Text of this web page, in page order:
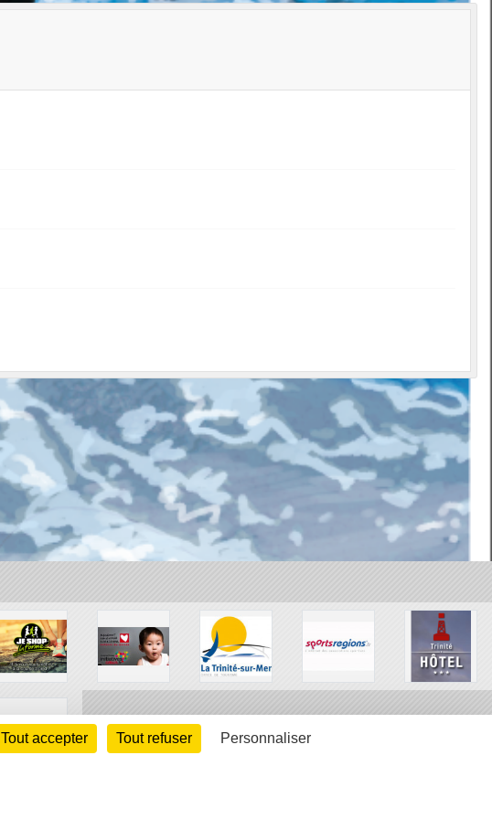
Tout accepter Tout refuser Personnaliser